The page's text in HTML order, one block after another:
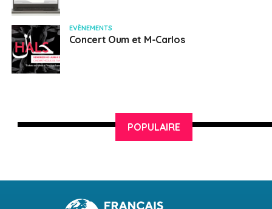
EVÈNEMENTS
Concert Oum et M-Carlos
POPULAIRE